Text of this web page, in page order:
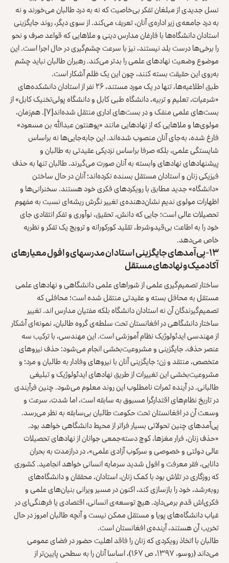
نسل جدیدی از مبلغان تفکر بی‌خاصیت که نه به درد طالبان می‌خورند و نه
به درد جامعه‌ی زیر اداره‌ی آنان، تعریف می‌کند. از سوی دیگر، روند جایگزینی
استادان دانشگاه‌ها با فارغان مدارس دینی و ملاهایی که قواعد صرف و نحو
را برخی‌ها درست بلد نیستند، نیز با سرعت چشم‌گیری در حال اجرا است. این
موضوع وضعیت نهادهای علمی را بدتر می‌کند. رهبران طالبان نباید چشم
به‌روی این حقیقت بسته کنند، چون این یک ظلم آشکار است.
طبق اطلاعیه‌ها، تنها در یک مورد مستند، ۲۶ نفر از استادان دانشکده‌های
«شرعیات، تعلیم و تربیه، دانشگاه طبی کابل و دانشگاه پولی‌تخنیک کابل» از
بست‌های علمی منفک و در بست‌های اداری منتقل شده‌‌اند[۷] . هم‌زمان،
مولوی‌ها و ملاهایی که از نهادهایی مانند «پوهنتون عبدالله بن مسعود»
فارغ شده‌، به‌جای آنان منصوب شده‌‌اند. این جابه‌جایی‌ها نه براساس
شایستگی علمی، بلکه صرفا براساس نزدیکی عقیدتی به طالبان و
پیشنهادهای نهادهای وابسته به آنان صورت می‌گیرند. طالبان تنها به حذف
فیزیکی زنان و استادان مستقل بسنده نکرده‌‌اند؛ آنان در حال ساختن
«دانشگاه» جدید مطابق با رویکردهای فکری خود هستند. سخنرانی‌ها و
اظهارات مولوی ندیم نشان‌دهنده‌ی تغییر نگرش ریشه‌ای نسبت به مفهوم
تحصیلات عالی است؛ جایی که دانش، تحقیق، نوآوری و تفکر انتقادی جای
خود را به اطاعت بی‌قیدوشرط، تقلید کورکورانه و ترویج یک تفکر و نظریه
خاص می‌دهد.
۱۳- پی‌آمدهای جایگزینی استادان مدرسه‎ای و افول معیارهای
آکادمیک و نهادهای مستقل
ساختار تصمیم‌گیری علمی از شوراهای علمی دانشگاهی و نهادهای علمی
مستقل به محافل بسته و عقیدتی منتقل شده است؛ محافلی که
تصمیم‌گیرندگان آن نه استادان دانشگاه بلکه مفتیان مدارس ‌اند. تغییر
ساختار دانشگاهی در افغانستان تحت سلطه‌ی گروه طالبان، نمونه‌ای آشکار
از مهندسی ایدئولوژیک نظام آموزشی است. این مهندسی، با ترکیب سه
عنصر حذف، جایگزینی و مشروعیت‌بخشی انجام می‌شود: حذف نیروهای
متخصص، منتقد و زن؛ جایگزینی آنان با نیروهای وفادار به طالبان و مرد؛ و
مشروعیت‌بخشی این تغییرات از طریق نهادهای ایدئولوژیک و تبلیغی
طالبانی. در آینده ثمرات نامطلوب این روند معلوم می‌شود. چنین فرآیندی
در تاریخ نظام‌های اقتدارگرا مسبوق به سابقه است، اما شدت، سرعت و
وسعت آن در افغانستان تحت حکومت طالبان بی‌سابقه به ‌نظر می‌رسد.
پی‌آمدهای چنین تحولاتی بسیار فراتر از محیط دانشگاهی خواهد بود.
«حذف زنان، فرار مغزها، کوچ دسته‌جمعی جوانان از نهادهای تحصیلات
عالی دولتی و خصوصی و سرکوب آزادی علمی»، در درازمدت به بحران
دانایی، فقر معرفت و افول شدید سرمایه انسانی خواهد انجامید. کشوری
که روزگاری در تلاش بود با کمک زنان، استادان، محققان و دانشگاه‌های
روبه‌رشد، خود را بازسازی کند، اکنون در مسیر ویرانی بنیان‌های علمی و
فکری‌اش قدم برمی‌دارد. هیچ توسعه‌ی انسانی، اقتصادی یا فرهنگی‌ای در
غیاب دانشگاه‌های پویا و مستقل ممکن نیست و آنچه طالبان امروز در حال
تخریب آن هستند، آینده‌ی افغانستان است.
طالبان با اتخاذ رویکردی که زنان را فاقد اهلیت حضور در فضای عمومی
می‌داند (روسو، ۱۳۹۷، ص ۱۶۷)، اساسا آنان را به سطحی پایین‌تر از